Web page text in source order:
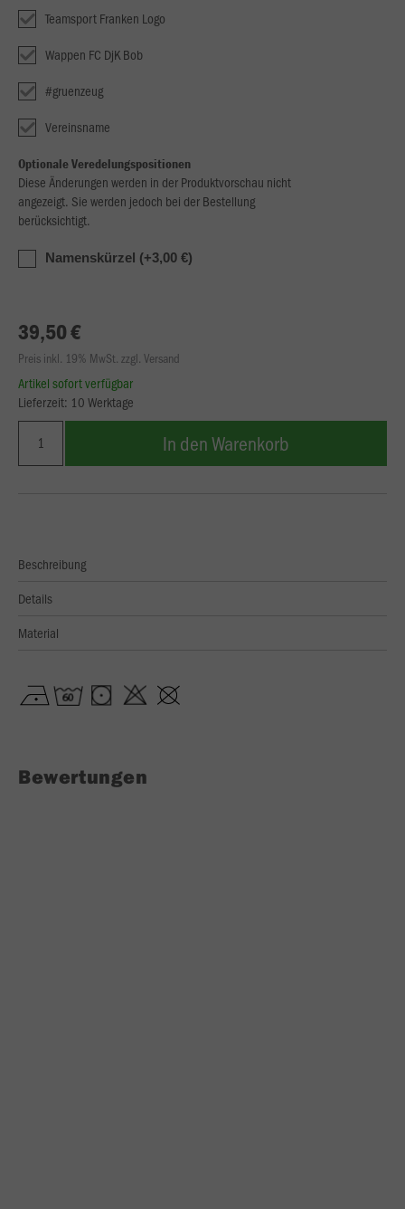
Teamsport Franken Logo
Wappen FC DjK Bob
#gruenzeug
Vereinsname
Optionale Veredelungspositionen
Diese Änderungen werden in der Produktvorschau nicht
angezeigt. Sie werden jedoch bei der Bestellung
berücksichtigt.
Namenskürzel (+3,00 €)
39,50 €
Preis inkl. 19% MwSt. zzgl. Versand
Artikel sofort verfügbar
Lieferzeit: 10 Werktage
In den Warenkorb
Beschreibung
Details
Material
Bewertungen